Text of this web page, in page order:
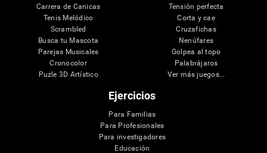
Carrera de Canicas
Tenis Melódico
Scrambled
Busca tu Mascota
Parejas Musicales
Cronocolor
Puzle 3D Artístico
Tensión perfecta
Corta y cae
Cruzafichas
Nenúfares
Golpea al topo
Palabrájaros
Ver más juegos...
Ejercicios
Para Familias
Para Profesionales
Para investigadores
Educación